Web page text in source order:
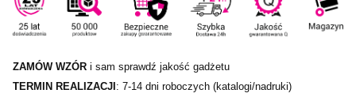
ZAMÓW WZÓR i sam sprawdź jakość gadżetu
TERMIN REALIZACJI : 7-14 dni roboczych (katalogi/nadruki)